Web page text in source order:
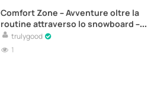
Comfort Zone – Avventure oltre la
routine attraverso lo snowboard –
Documentario
trulygood
1